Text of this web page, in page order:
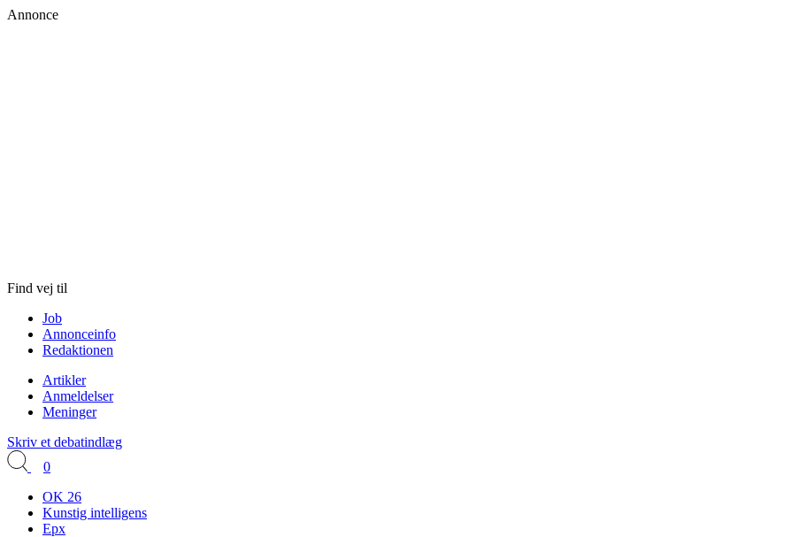
Annonce
Find vej til
Job
Annonceinfo
Redaktionen
Artikler
Anmeldelser
Meninger
Skriv et debatindlæg
0
OK 26
Kunstig intelligens
Epx